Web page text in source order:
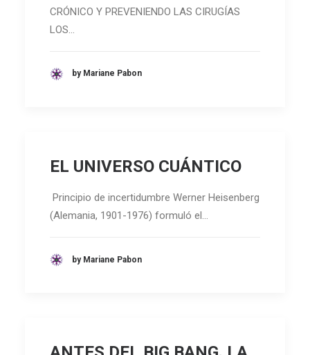
CRÓNICO Y PREVENIENDO LAS CIRUGÍAS
LOS…
by Mariane Pabon
EL UNIVERSO CUÁNTICO
Principio de incertidumbre Werner Heisenberg
(Alemania, 1901-1976) formuló el…
by Mariane Pabon